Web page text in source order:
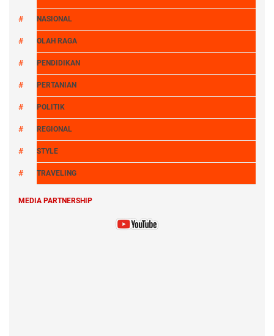
NASIONAL
OLAH RAGA
PENDIDIKAN
PERTANIAN
POLITIK
REGIONAL
STYLE
TRAVELING
MEDIA PARTNERSHIP